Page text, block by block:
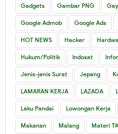
Gadgets Gambar PNG
Google Admob Google Ads
HOT NEWS Hacker
Hukum/Politik Indosat
Jenis-jenis Surat Jepang
LAMARAN KERJA LAZADA
Laku Pandai Lowongan Kerja
Makanan Malang Materi